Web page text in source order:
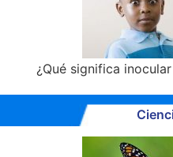
¿Qué significa